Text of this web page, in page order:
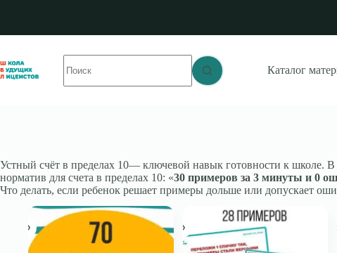
не
найдено
Каталог
Устный счёт в пределах 10— ключевой навык готовности к школе.
норматив для счета в пределах 10: «30 примеров за 3 минуты и 0
Что делать, если ребенок решает примеры дольше или допускает